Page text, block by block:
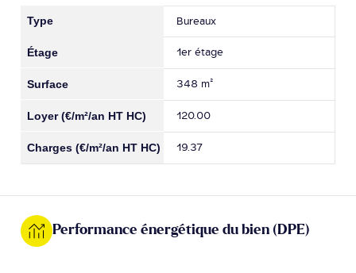
Bureaux
1er étage
348 m²
120.00
19.37
Performance énergétique du bien (DPE)